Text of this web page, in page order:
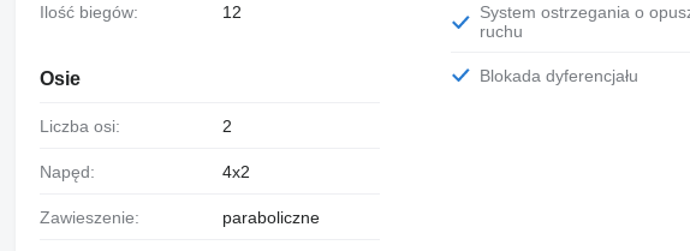
Ilość biegów: 12
Osie
Liczba osi: 2
Napęd: 4x2
Zawieszenie: paraboliczne
System ostrzegania o opuszczeniu pasa
ruchu
Blokada dyferencjału